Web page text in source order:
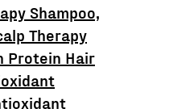
Shampoo,
Therapy
Protein Hair